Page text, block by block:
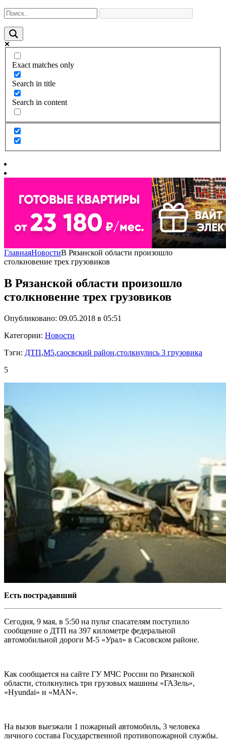
Exact matches only
Search in title
Search in content
ГлавнаяНовостиВ Рязанской области произошло
столкновение трех грузовиков
В Рязанской области произошло
столкновение трех грузовиков
Опубликовано: 09.05.2018 в 05:51
Категории: Новости
Тэги: ДТП,М5,саосвский район,столкнулись 3 грузовика
5
Есть пострадавший
Сегодня, 9 мая, в 5:50 на пульт спасателям поступило
сообщение о ДТП на 397 километре федеральной
автомобильной дороги М-5 «Урал» в Сасовском районе.
Как сообщается на сайте ГУ МЧС России по Рязанской
области, столкнулись три грузовых машины «ГАЗель»,
«Hyundai» и «MAN».
На вызов выезжали 1 пожарный автомобиль, 3 человека
личного состава Государственной противопожарной службы.